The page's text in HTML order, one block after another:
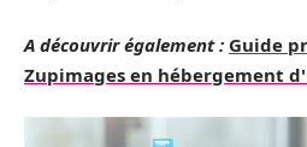
A découvrir également : Guide
Zupimages en hébergement